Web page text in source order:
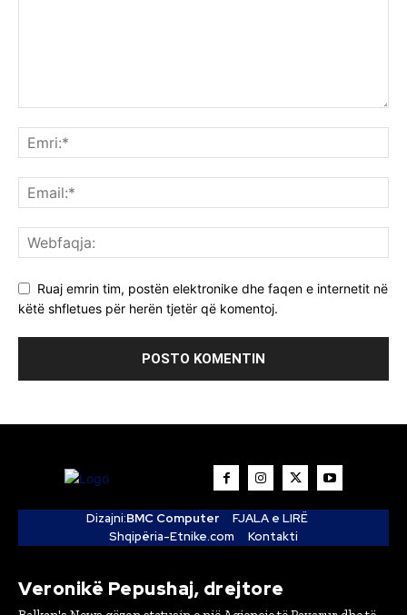
Ruaj emrin tim, postën elektronike dhe faqen e internetit në
këtë shfletues për herën tjetër që komentoj.
Dizajni:BMC Computer
FJALA e LIRË
Shqipëria-Etnike.com
Kontakti
Veronikë Pepushaj, drejtore